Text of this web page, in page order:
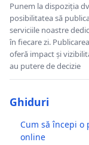
Punem la dispoziția
posibilitatea să
serviciile noastre
în fiecare zi.
oferă impact și
au putere de decizie
Ghiduri
Cum să începi o
online